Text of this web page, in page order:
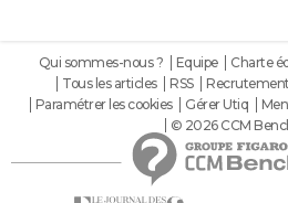
Qui sommes-nous ? Equipe Charte
Tous les articles
RSS Recrutement
Paramétrer les cookies
Gérer Utiq
© 2026 CCM